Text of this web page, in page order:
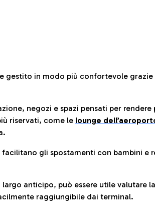
gestito in modo più confortevole grazie
negozi e spazi pensati per rendere
riservati, come le lounge
facilitano gli spostamenti con bambini e
anticipo, può essere utile valutare la
raggiungibile dai terminal.